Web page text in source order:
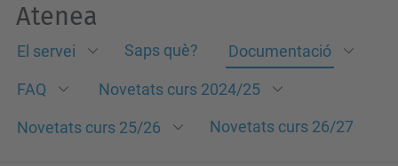
Atenea
El servei Saps què? Documentació
FAQ Novetats curs 2024/25
Novetats curs 25/26 Novetats curs 26/27